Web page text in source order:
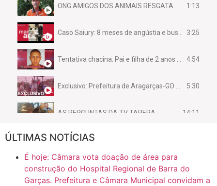
ONG AMIGOS DOS ANIMAIS RESGATAM EMA FERIDA NA BR 070 1:13
Caso Saiury: 8 meses de angústia e busca por justiça 3:25
Tentativa chacina: Pai e filha de 2 anos assassinados em casa enquanto dormiam 4:54
Exclusivo: Prefeitura de Aragarças-GO sob suspeita de desviar maquinário público para uso privado. 5:30
AS PERGUNTAS DA TV TAPERA 14:11
CASO SAIURY - SEM CORTES
Mini Ginásio de Aragarças- Só a bo$ta 6:31
ÚLTIMAS NOTÍCIAS
É hoje: Câmara vota doação de área para
construção do Hospital Regional de Barra do
Garças. Prefeitura e Câmara Municipal convidam a